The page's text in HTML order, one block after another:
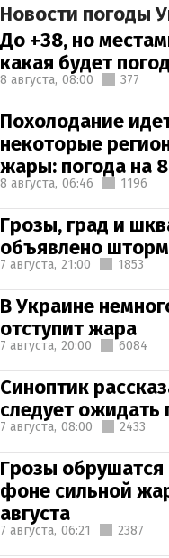
Новости погоды
До +38, но
какая будет
8 августа, 08:00 377
Похолодание
некоторые
жары: погода на 8
8 августа, 06:46 1196
Грозы, град и
объявлено
7 августа, 21:00 1853
В Украине
отступит жара
7 августа, 20:00 6084
Синоптик
следует
7 августа, 08:00 2433
Грозы обрушатся
фоне сильной
августа
7 августа, 06:21 2387